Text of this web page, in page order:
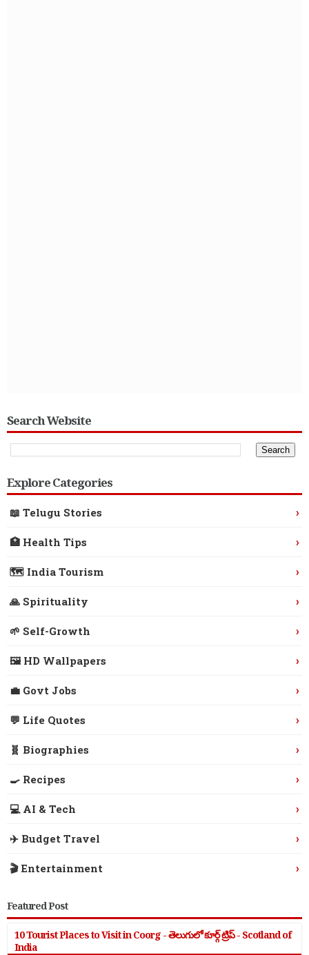
Search Website
Explore Categories
📖 Telugu Stories ›
🏥 Health Tips ›
🗺️ India Tourism ›
🙏 Spirituality ›
🌱 Self-Growth ›
🖼️ HD Wallpapers ›
💼 Govt Jobs ›
💬 Life Quotes ›
🧬 Biographies ›
🍳 Recipes ›
💻 AI & Tech ›
✈️ Budget Travel ›
🎬 Entertainment ›
Featured Post
10 Tourist Places to Visit in Coorg - తెలుగులో కూర్గ్ ట్రిప్ - Scotland of
India